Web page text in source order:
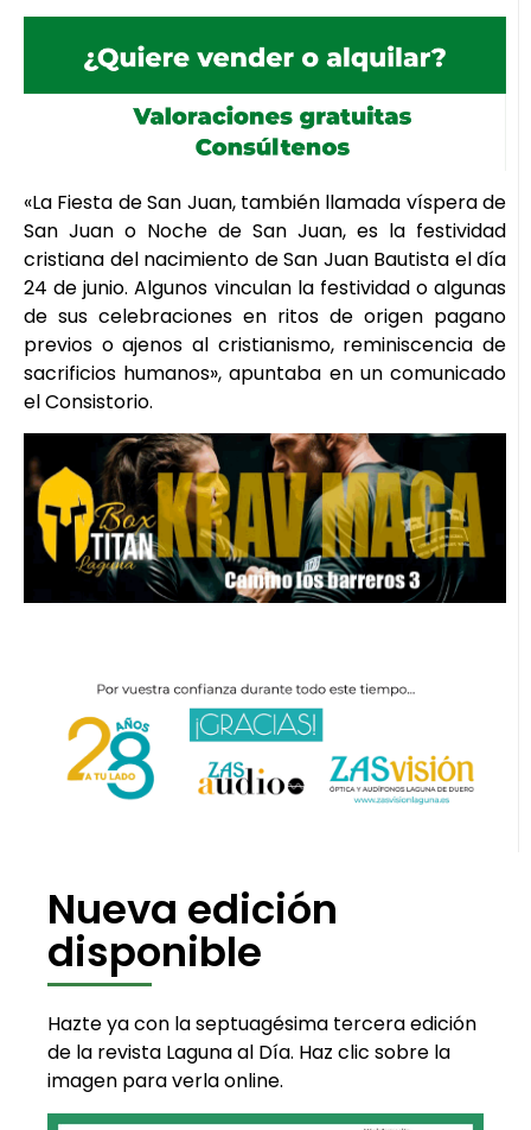
«La Fiesta de San Juan, también llamada víspera de
San Juan o Noche de San Juan, es la festividad
cristiana del nacimiento de San Juan Bautista el día
24 de junio. Algunos vinculan la festividad o algunas
de sus celebraciones en ritos de origen pagano
previos o ajenos al cristianismo, reminiscencia de
sacrificios humanos», apuntaba en un comunicado
el Consistorio.
Nueva edición
disponible
Hazte ya con la septuagésima tercera edición
de la revista Laguna al Día. Haz clic sobre la
imagen para verla online.